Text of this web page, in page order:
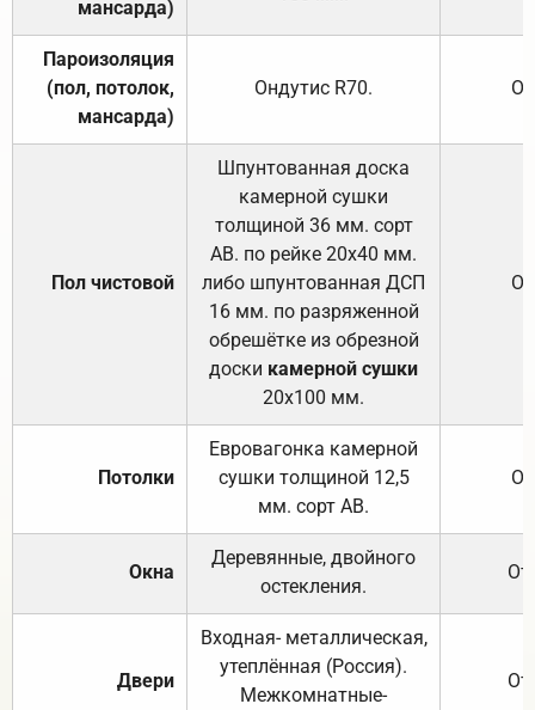
мансарда)
Пароизоляция
(пол, потолок,
мансарда)
Ондутис R70.
Пол чистовой
Шпунтованная доска
камерной сушки
толщиной 36 мм. сорт
АВ. по рейке 20х40 мм.
либо шпунтованная ДСП
16 мм. по разряженной
обрешётке из обрезной
доски камерной сушки
20х100 мм.
Потолки
Евровагонка камерной
сушки толщиной 12,5
мм. сорт АВ.
Окна
Деревянные, двойного
остекления.
Двери
Входная- металлическая,
утеплённая (Россия).
Межкомнатные-